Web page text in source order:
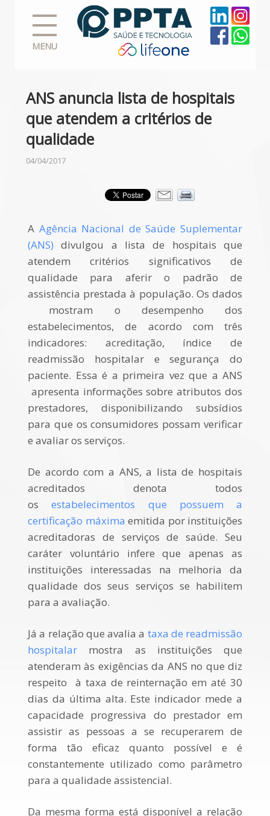
MENU
ANS anuncia lista de hospitais
que atendem a critérios de
qualidade
04/04/2017
A Agência Nacional de Saúde Suplementar
(ANS)divulgou a lista de hospitais que
atendem critérios significativos de
qualidade para aferir o padrão de
assistência prestada à população. Os dados
mostram o desempenho dos
estabelecimentos, de acordo com três
indicadores: acreditação, índice de
readmissão hospitalar e segurança do
paciente. Essa é a primeira vez que a ANS
apresenta informações sobre atributos dos
prestadores, disponibilizando subsídios
para que os consumidores possam verificar
e avaliar os serviços.
De acordo com a ANS, a lista de hospitais
acreditados denota todos
osestabelecimentos que possuem a
certificação máxima emitida por instituições
acreditadoras de serviços de saúde. Seu
caráter voluntário infere que apenas as
instituições interessadas na melhoria da
qualidade dos seus serviços se habilitem
para a avaliação.
Já a relação que avalia a taxa de readmissão
hospitalar mostra as instituições que
atenderam às exigências da ANS no que diz
respeito
à taxa de reinternação em até 30
dias da última alta. Este indicador mede a
capacidade progressiva do prestador em
assistir as pessoas a se recuperarem de
forma tão eficaz quanto possível e é
constantemente utilizado como parâmetro
para a qualidade assistencial.
Da mesma forma está disponível a relação